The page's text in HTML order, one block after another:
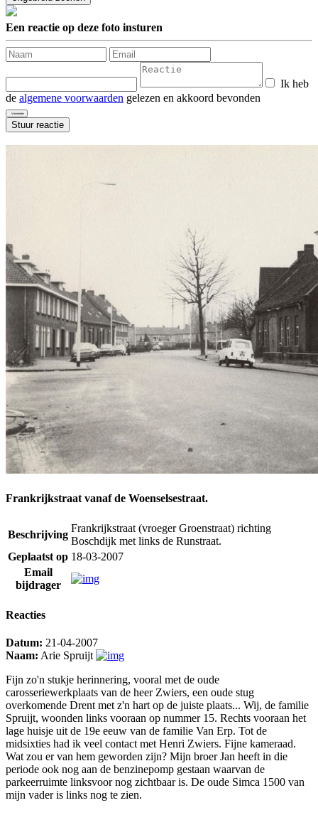
Een reactie op deze foto insturen
Ik heb
de algemene voorwaarden gelezen en akkoord bevonden
Frankrijkstraat vanaf de Woenselsestraat.
Beschrijving
Frankrijkstraat (vroeger Groenstraat) richting
Boschdijk met links de Runstraat.
Geplaatst op 18-03-2007
Email
bijdrager
Reacties
Datum: 21-04-2007
Naam: Arie Spruijt
Fijn zo'n stukje herinnering, vooral met de oude
carosseriewerkplaats van de heer Zwiers, een oude stug
overkomende Drent met z'n hart op de juiste plaats... Wij, de familie
Spruijt, woonden links vooraan op nummer 15. Rechts vooraan het
lage huisje uit de 19e eeuw van de familie Van Erp. Tot de
midsixties had ik veel contact met Henri Zwiers. Fijne kameraad.
Wat zou er van hem geworden zijn? Mijn broer Jan heeft in die
periode ook nog aan de benzinepomp gestaan waarvan de
parkeerruimte linksvoor nog zichtbaar is. De oude Simca 1500 van
mijn vader is links nog te zien.